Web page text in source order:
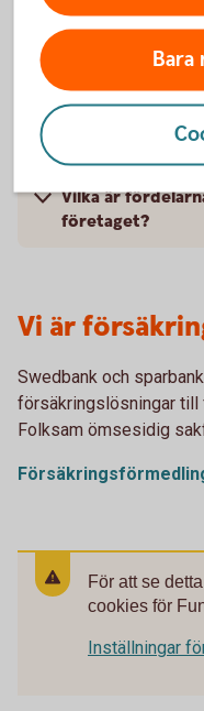
Varför är det
vårdförsäkring
Vilka
pensionsplan/
Vilka är
företaget?
Vi är
Swedbank och
försäkringslösningar till
Folksam ömsesidig
För att se
cookies för
Inställningar
Bara